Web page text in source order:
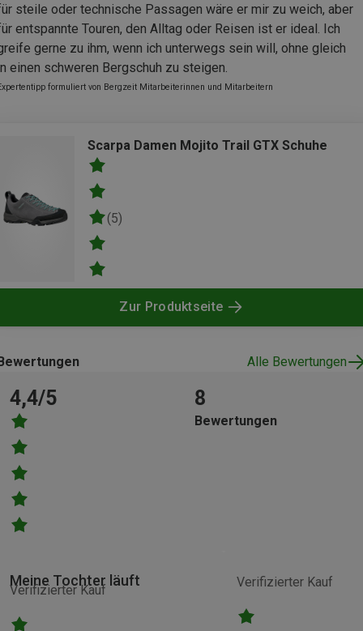
steile oder technische Passagen wäre er mir zu weich, aber
entspannte Touren, den Alltag oder Reisen ist er ideal. Ich
gerne zu ihm, wenn ich unterwegs sein will, ohne gleich
einen schweren Bergschuh zu steigen.
formuliert von Bergzeit Mitarbeiterinnen und Mitarbeitern
Scarpa Damen Mojito Trail GTX Schuhe
(5)
Zur Produktseite
Alle Bewertungen
4,4/5 8
Bewertungen
Verifizierter Kauf
Meine Tochter läuft Verifizierter Kauf